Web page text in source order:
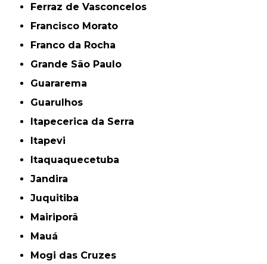
Ferraz de Vasconcelos
Francisco Morato
Franco da Rocha
Grande São Paulo
Guararema
Guarulhos
Itapecerica da Serra
Itapevi
Itaquaquecetuba
Jandira
Juquitiba
Mairiporã
Mauá
Mogi das Cruzes